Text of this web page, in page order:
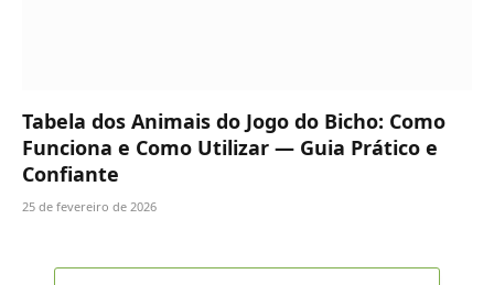
Tabela dos Animais do Jogo do Bicho: Como
Funciona e Como Utilizar — Guia Prático e
Confiante
25 de fevereiro de 2026